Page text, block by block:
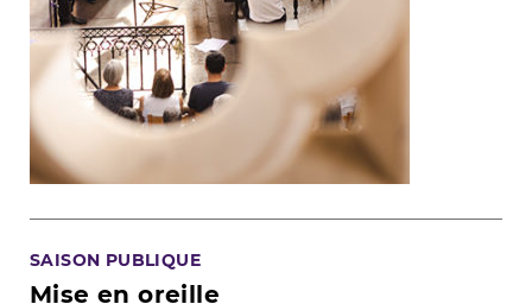
SAISON PUBLIQUE
Mise en oreille